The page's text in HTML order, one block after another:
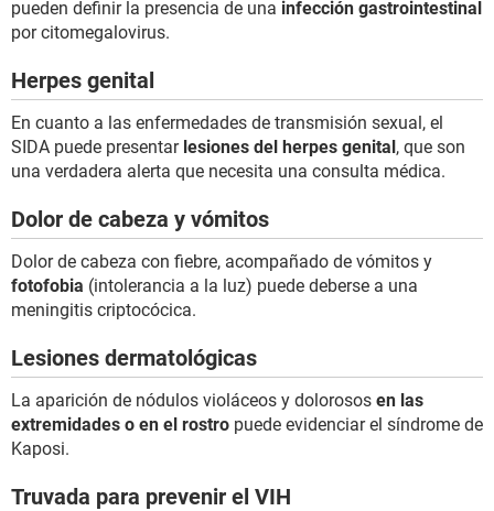
pueden definir la presencia de una infección gastrointestinal
por citomegalovirus.
Herpes genital
En cuanto a las enfermedades de transmisión sexual, el
SIDA puede presentar lesiones del herpes genital, que son
una verdadera alerta que necesita una consulta médica.
Dolor de cabeza y vómitos
Dolor de cabeza con fiebre, acompañado de vómitos y
fotofobia (intolerancia a la luz) puede deberse a una
meningitis criptocócica.
Lesiones dermatológicas
La aparición de nódulos violáceos y dolorosos en las
extremidades o en el rostro puede evidenciar el síndrome de
Kaposi.
Truvada para prevenir el VIH